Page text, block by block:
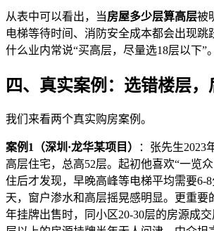
从表中可以看出，当房屋多少层算高层被
电梯等待时间、消防安全成本都会出现跳
什么业内常说“买高层，尽量选18层以下”。
四、真实案例：选错楼层，
我们来看两个真实购房案例。
案例1（深圳·龙华某项目）
：张先生2023
高层住宅，总高52层。起初他喜欢“一览
住后才发现，早晚高峰等电梯平均需要6-
天，窗户渗水和高层摇晃感明显。更重要
年挂牌出售时，同小区20-30层的房源成